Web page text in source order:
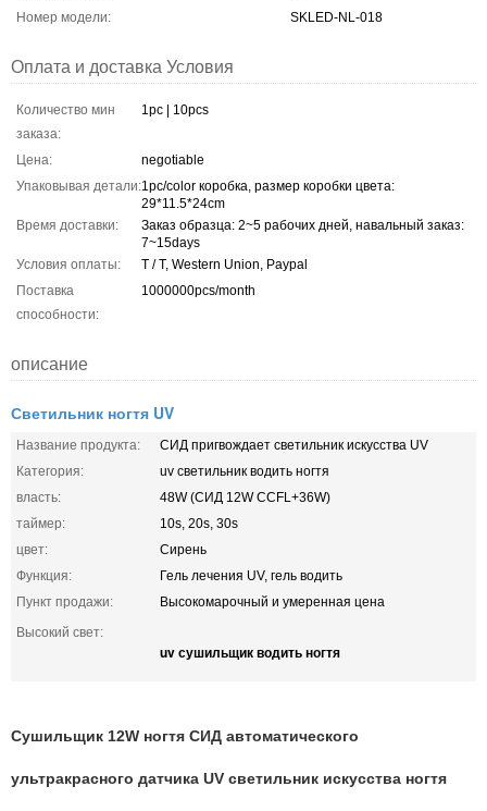
Номер модели:
SKLED-NL-018
Оплата и доставка Условия
Количество мин
заказа:
1pc | 10pcs
Цена:
negotiable
Упаковывая детали:1pc/color коробка, размер коробки цвета:
29*11.5*24cm
Время доставки:
Заказ образца: 2~5 рабочих дней, навальный заказ:
7~15days
Условия оплаты:
T / T, Western Union, Paypal
Поставка
способности:
1000000pcs/month
описание
Светильник ногтя UV
Название продукта:
СИД пригвождает светильник искусства UV
Категория:
uv светильник водить ногтя
власть:
48W (СИД 12W CCFL+36W)
таймер:
10s, 20s, 30s
цвет:
Сирень
Функция:
Гель лечения UV, гель водить
Пункт продажи:
Высокомарочный и умеренная цена
Высокий свет:
uv сушильщик водить ногтя
Сушильщик 12W ногтя СИД автоматического
ультракрасного датчика UV светильник искусства ногтя